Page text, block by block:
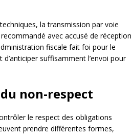
la transmission par voie
avec accusé de réception
fiscale fait foi pour le
suffisamment l’envoi pour
non-respect
le respect des obligations
prendre différentes formes,